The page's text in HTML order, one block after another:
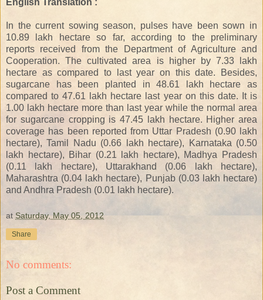
English Translation :
In the current sowing season, pulses have been sown in
10.89 lakh hectare so far, according to the preliminary
reports received from the Department of Agriculture and
Cooperation. The cultivated area is higher by 7.33 lakh
hectare as compared to last year on this date. Besides,
sugarcane has been planted in 48.61 lakh hectare as
compared to 47.61 lakh hectare last year on this date. It is
1.00 lakh hectare more than last year while the normal area
for sugarcane cropping is 47.45 lakh hectare. Higher area
coverage has been reported from Uttar Pradesh (0.90 lakh
hectare), Tamil Nadu (0.66 lakh hectare), Karnataka (0.50
lakh hectare), Bihar (0.21 lakh hectare), Madhya Pradesh
(0.11 lakh hectare), Uttarakhand (0.06 lakh hectare),
Maharashtra (0.04 lakh hectare), Punjab (0.03 lakh hectare)
and Andhra Pradesh (0.01 lakh hectare).
at Saturday, May 05, 2012
Share
No comments:
Post a Comment